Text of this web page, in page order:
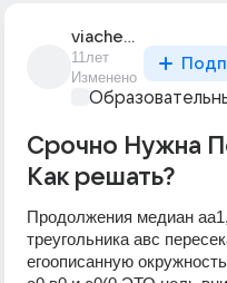
viacheslav_8860
11лет
Изменено
Cрочно Нужна
Как решать?
Продолжения медиан
треугольника авс
егоописанную